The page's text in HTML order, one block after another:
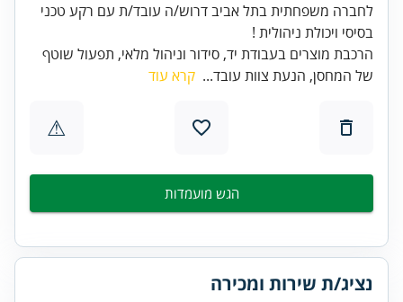
לחברה משפחתית בתל אביב דרוש/ה עובד/ת עם רקע טכני
בסיסי ויכולת ניהולית !
הרכבת מוצרים בעבודת יד, סידור וניהול מלאי, תפעול שוטף
של המחסן, הנעת צוות עובד... קרא עוד
⚠
הגש מועמדות
נציג/ת שירות ומכירה